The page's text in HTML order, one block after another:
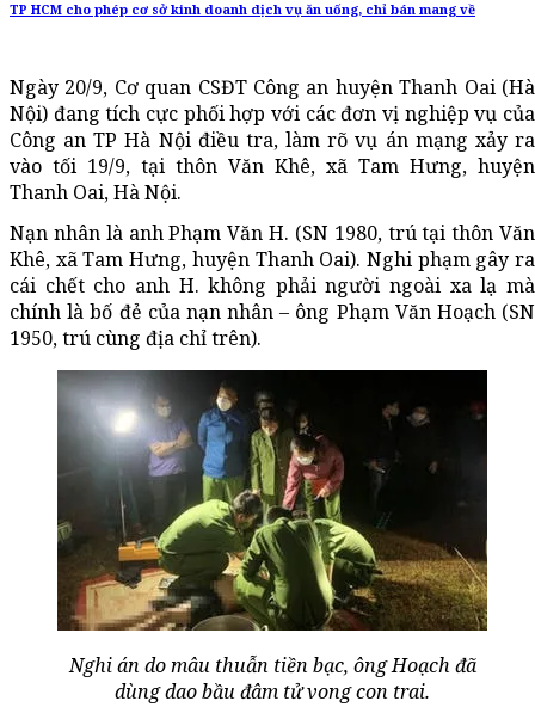
TP HCM cho phép cơ sở kinh doanh dịch vụ ăn uống, chỉ bán mang về
Ngày 20/9, Cơ quan CSĐT Công an huyện Thanh Oai (Hà
Nội) đang tích cực phối hợp với các đơn vị nghiệp vụ của
Công an TP Hà Nội điều tra, làm rõ vụ án mạng xảy ra
vào tối 19/9, tại thôn Văn Khê, xã Tam Hưng, huyện
Thanh Oai, Hà Nội.
Nạn nhân là anh Phạm Văn H. (SN 1980, trú tại thôn Văn
Khê, xã Tam Hưng, huyện Thanh Oai). Nghi phạm gây ra
cái chết cho anh H. không phải người ngoài xa lạ mà
chính là bố đẻ của nạn nhân – ông Phạm Văn Hoạch (SN
1950, trú cùng địa chỉ trên).
Nghi án do mâu thuẫn tiền bạc, ông Hoạch đã
dùng dao bầu đâm tử vong con trai.